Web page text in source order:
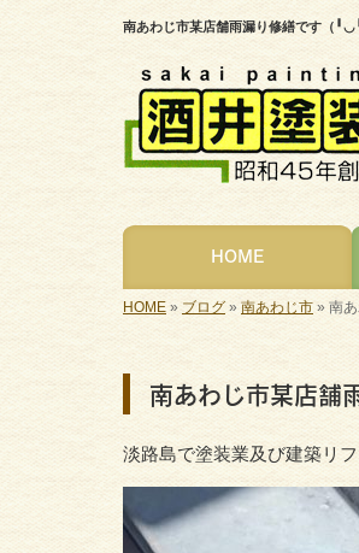
南あわじ市某店舗雨漏り修繕です（
HOME
HOME » ブログ » 南あわじ市 » 南
南あわじ市某店舗
淡路島で塗装業及び建築リ